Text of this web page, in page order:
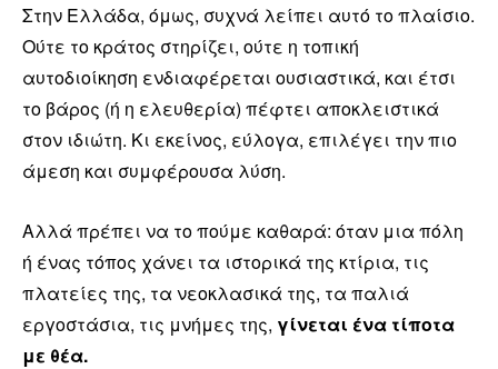
Στην Ελλάδα, όμως, συχνά λείπει αυτό το πλαίσιο.
Ούτε το κράτος στηρίζει, ούτε η τοπική
αυτοδιοίκηση ενδιαφέρεται ουσιαστικά, και έτσι
το βάρος (ή η ελευθερία) πέφτει αποκλειστικά
στον ιδιώτη. Κι εκείνος, εύλογα, επιλέγει την πιο
άμεση και συμφέρουσα λύση.
Αλλά πρέπει να το πούμε καθαρά: όταν μια πόλη
ή ένας τόπος χάνει τα ιστορικά της κτίρια, τις
πλατείες της, τα νεοκλασικά της, τα παλιά
εργοστάσια, τις μνήμες της, γίνεται ένα τίποτα
με θέα.